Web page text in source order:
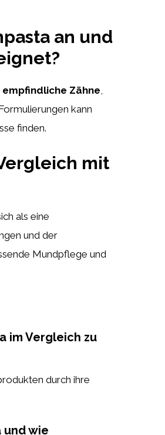
an und
empfindliche Zähne,
kann
finden.
mit
als eine
und der
Mundpflege und
im Vergleich zu
durch ihre
und wie